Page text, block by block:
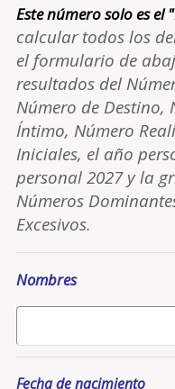
Este número solo es
calcular todos los
el formulario de
resultados del
Número de Destino,
Íntimo, Número
Iniciales, el año
personal 2027 y la
Números
Excesivos.
Nombres
Fecha de nacimiento